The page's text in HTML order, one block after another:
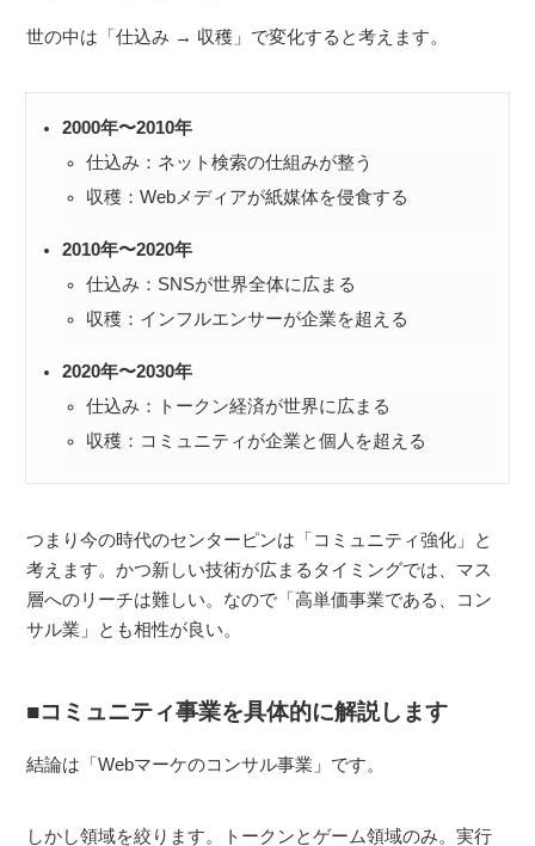
世の中は「仕込み → 収穫」で変化すると考えます。
2000年〜2010年
仕込み：ネット検索の仕組みが整う
収穫：Webメディアが紙媒体を侵食する
2010年〜2020年
仕込み：SNSが世界全体に広まる
収穫：インフルエンサーが企業を超える
2020年〜2030年
仕込み：トークン経済が世界に広まる
収穫：コミュニティが企業と個人を超える
つまり今の時代のセンターピンは「コミュニティ強化」と
考えます。かつ新しい技術が広まるタイミングでは、マス
層へのリーチは難しい。なので「高単価事業である、コン
サル業」とも相性が良い。
コミュニティ事業を具体的に解説します
結論は「Webマーケのコンサル事業」です。
しかし領域を絞ります。トークンとゲーム領域のみ。実行